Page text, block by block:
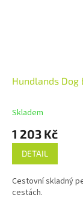
Hundlands
Skladem
1 203 Kč
DETAIL
Cestovní skladný
cestách.